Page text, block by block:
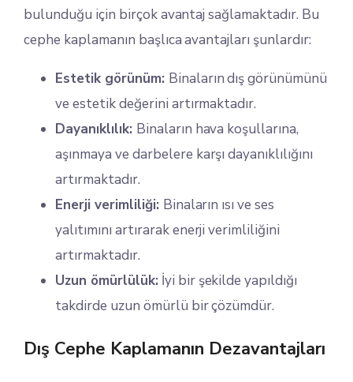
bulunduğu için birçok avantaj sağlamaktadır. Bu
cephe kaplamanın başlıca avantajları şunlardır:
Estetik görünüm: Binaların dış görünümünü
ve estetik değerini artırmaktadır.
Dayanıklılık: Binaların hava koşullarına,
aşınmaya ve darbelere karşı dayanıklılığını
artırmaktadır.
Enerji verimliliği: Binaların ısı ve ses
yalıtımını artırarak enerji verimliliğini
artırmaktadır.
Uzun ömürlülük:İyi bir şekilde yapıldığı
takdirde uzun ömürlü bir çözümdür.
Dış Cephe Kaplamanın Dezavantajları